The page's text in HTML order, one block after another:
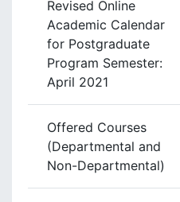
Revised Online
Academic Calendar
for Postgraduate
Program Semester:
April 2021
Offered Courses
(Departmental and
Non-Departmental)